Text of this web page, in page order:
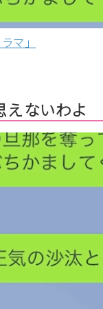
マ」
えないわよ